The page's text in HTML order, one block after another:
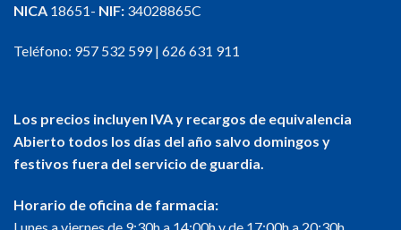
NICA 18651- NIF: 34028865C
Teléfono: 957 532 599| 626 631 911
Los precios incluyen IVA y recargos de equivalencia
Abierto todos los días del año salvo domingos y
festivos fuera del servicio de guardia.
Horario de oficina de farmacia: